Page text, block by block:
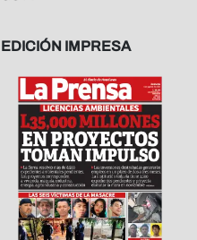
EDICIÓN IMPRESA